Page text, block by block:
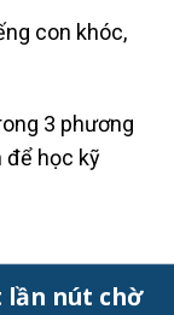
con khóc,
3 phương
để học kỹ
lần nút chờ